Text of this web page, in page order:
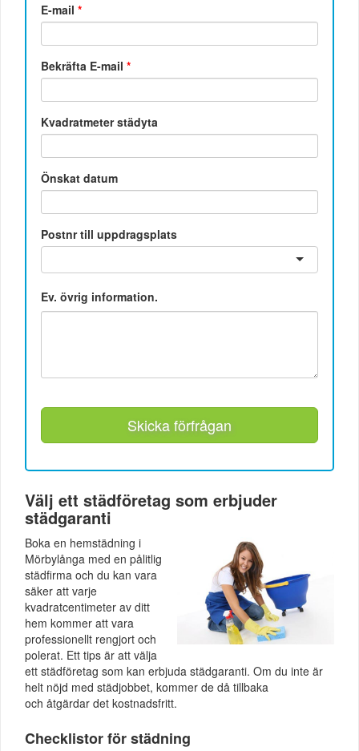
E-mail*
Bekräfta E-mail*
Kvadratmeter städyta
Önskat datum
Postnr till uppdragsplats
Ev. övrig information.
Skicka förfrågan
Välj ett städföretag som erbjuder
städgaranti
Boka en hemstädning i
Mörbylånga med en pålitlig
städfirma och du kan vara
säker att varje
kvadratcentimeter av ditt
hem kommer att vara
professionellt rengjort och
polerat. Ett tips är att välja
ett städföretag som kan erbjuda städgaranti. Om du inte är
helt nöjd med städjobbet, kommer de då tillbaka
och åtgärdar det kostnadsfritt.
Checklistor för städning